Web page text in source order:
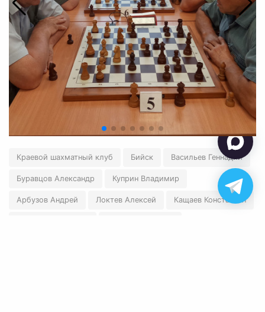
Краевой шахматный клуб Бийск Васильев Геннадий
Буравцов Александр Куприн Владимир
Арбузов Андрей Локтев Алексей Кащаев Константин